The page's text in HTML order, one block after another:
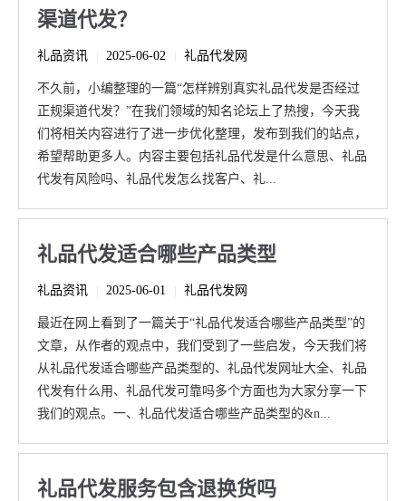
渠道代发？
礼品资讯 2025-06-02 礼品代发网
不久前，小编整理的一篇“怎样辨别真实礼品代发是否经过
正规渠道代发？”在我们领域的知名论坛上了热搜，今天我
们将相关内容进行了进一步优化整理，发布到我们的站点，
希望帮助更多人。内容主要包括礼品代发是什么意思、礼品
代发有风险吗、礼品代发怎么找客户、礼...
礼品代发适合哪些产品类型
礼品资讯 2025-06-01 礼品代发网
最近在网上看到了一篇关于“礼品代发适合哪些产品类型”的
文章，从作者的观点中，我们受到了一些启发，今天我们将
从礼品代发适合哪些产品类型的、礼品代发网址大全、礼品
代发有什么用、礼品代发可靠吗多个方面也为大家分享一下
我们的观点。一、礼品代发适合哪些产品类型的&n...
礼品代发服务包含退换货吗